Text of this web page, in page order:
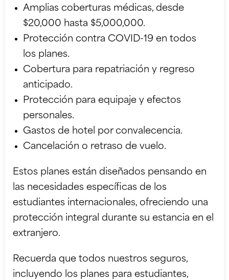
Amplias coberturas médicas, desde
$20,000 hasta $5,000,000.
Protección contra COVID-19 en todos
los planes.
Cobertura para repatriación y regreso
anticipado.
Protección para equipaje y efectos
personales.
Gastos de hotel por convalecencia.
Cancelación o retraso de vuelo.
Estos planes están diseñados pensando en
las necesidades específicas de los
estudiantes internacionales, ofreciendo una
protección integral durante su estancia en el
extranjero.
Recuerda que todos nuestros seguros,
incluyendo los planes para estudiantes,